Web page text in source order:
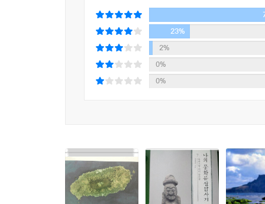
세번째는 ‘탐라국 순례’로 탐라국에서 제주도가
전설이 얽혀 있는 삼성혈과 삼양동 선사유적지
하나인 관덕정을 거쳐 다섯 성현을 모신 오현단,
알려진 관덕정과 삼성혈은 그 역사적 의미나
어디라도 그렇겠지만 유난히도 현대화되고 화
유물을 만나면 현실적 실체감을 얻게 되고, 유
제주의 심장으로서 광장의 역할을 해야 마땅한
제주목 관아 보존 방식에 대한 충고, 본래의 소
여전히 갈 길이 먼 문화재 행정과 지자체의 인식
23%
2%
0%
0%